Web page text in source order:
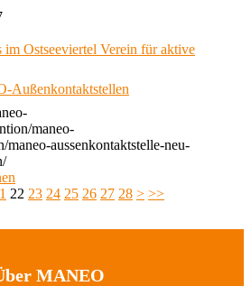
im Ostseeviertel Verein für aktive
Außenkontaktstellen
maneo-
maneo-aussenkontaktstelle-neu-
22 23 24 25 26 27 28 > >>
MANEO